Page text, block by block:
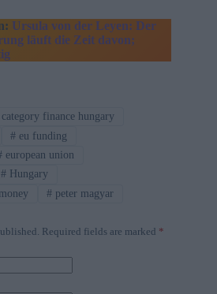
Ursula von der Leyen: Der
läuft die Zeit davon;
finance hungary
# eu funding
european union
#Hungary
# peter magyar
Required fields are marked *